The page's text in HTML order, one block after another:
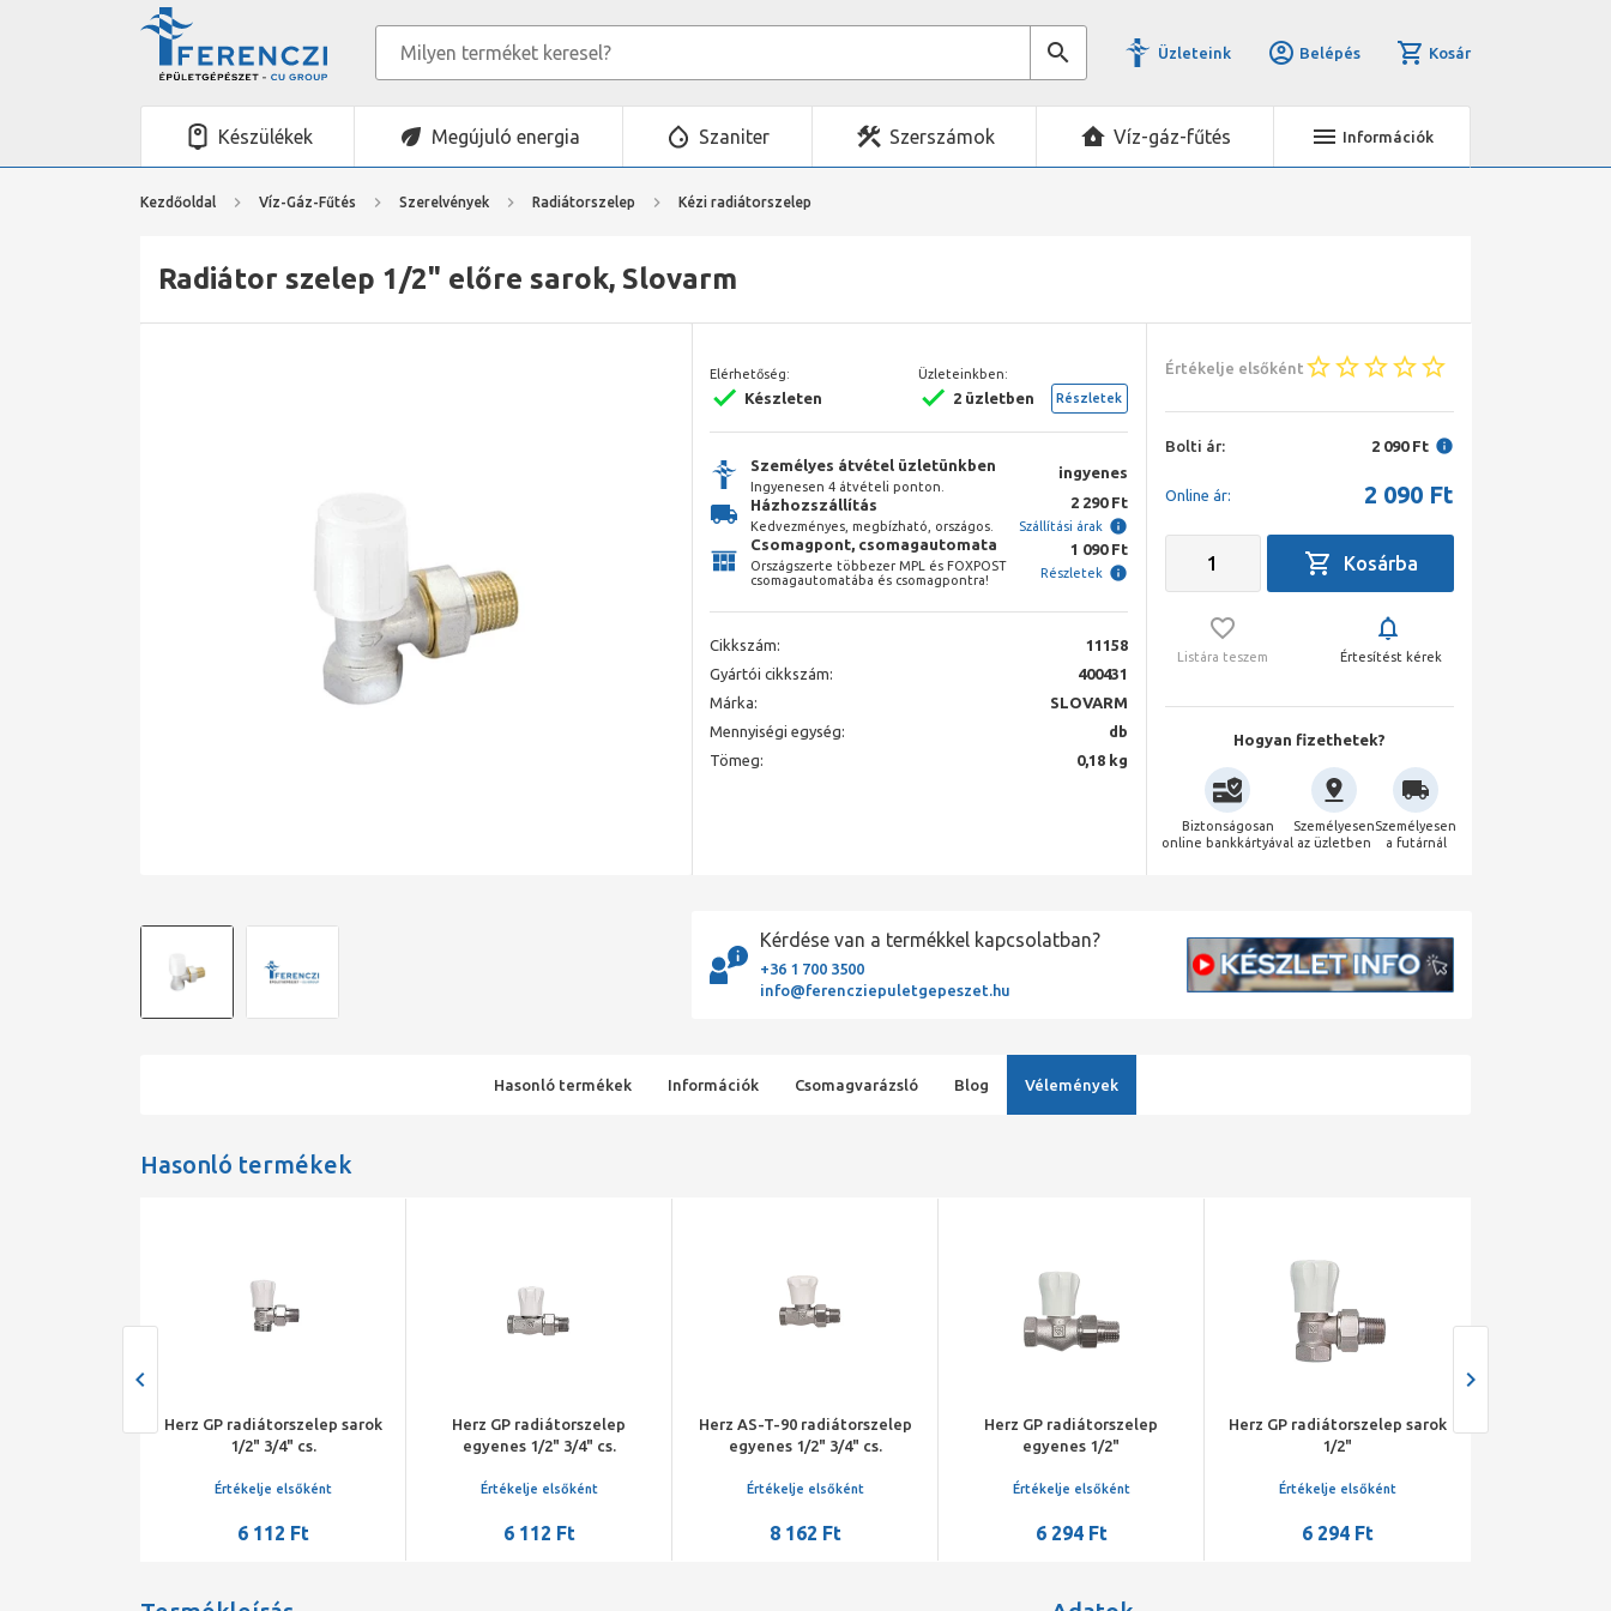
Üzleteink Belépés Kosár
Készülékek Megújuló energia Szaniter Szerszámok Víz-gáz-fűtés Információk
Kezdőoldal Víz-Gáz-Fűtés Szerelvények Radiátorszelep Kézi radiátorszelep
Radiátor szelep 1/2" előre sarok, Slovarm
Elérhetőség:
Készleten
Üzleteinkben:
2 üzletben Részletek
Személyes átvétel üzletünkben
Ingyenesen 4 átvételi ponton.
ingyenes
Házhozszállítás
Kedvezményes, megbízható, országos.
2 290 Ft
Szállítási árak
Csomagpont, csomagautomata
Országszerte többezer MPL és FOXPOST
csomagautomatába és csomagpontra!
1 090 Ft
Részletek
Cikkszám:
11158
Gyártói cikkszám:
400431
Márka:
SLOVARM
Mennyiségi egység:
db
Tömeg:
0,18 kg
Értékelje elsőként
Bolti ár: 2 090 Ft
Online ár: 2 090 Ft
Listára teszem Értesítést kérek
Hogyan fizethetek?
Biztonságosan
online bankkártyával
Személyesen
az üzletben
Személyesen
a futárnál
Kérdése van a termékkel kapcsolatban?
+36 1 700 3500
info@ferencziepuletgepeszet.hu
Hasonló termékek Információk Csomagvarázsló Blog Vélemények
Hasonló termékek
Herz GP radiátorszelep sarok
1/2" 3/4" cs.
Értékelje elsőként
6 112 Ft
Herz GP radiátorszelep
egyenes 1/2" 3/4" cs.
Értékelje elsőként
6 112 Ft
Herz AS-T-90 radiátorszelep
egyenes 1/2" 3/4" cs.
Értékelje elsőként
8 162 Ft
Herz GP radiátorszelep
egyenes 1/2"
Értékelje elsőként
6 294 Ft
Herz GP radiátorszelep sarok
1/2"
Értékelje elsőként
6 294 Ft